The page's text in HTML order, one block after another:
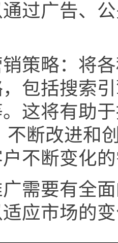
过广告、
策略：将
包括搜索
这将有助
不断改进和
不断变化
需要有全
应市场的